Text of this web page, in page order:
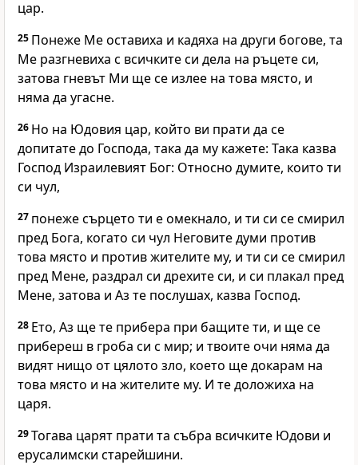
цар.
25 Понеже Ме оставиха и кадяха на други богове, та
Ме разгневиха с всичките си дела на ръцете си,
затова гневът Ми ще се излее на това място, и
няма да угасне.
26 Но на Юдовия цар, който ви прати да се
допитате до Господа, така да му кажете: Така казва
Господ Израилевият Бог: Относно думите, които ти
си чул,
27 понеже сърцето ти е омекнало, и ти си се смирил
пред Бога, когато си чул Неговите думи против
това място и против жителите му, и ти си се смирил
пред Мене, раздрал си дрехите си, и си плакал пред
Мене, затова и Аз те послушах, казва Господ.
28 Ето, Аз ще те прибера при бащите ти, и ще се
прибереш в гроба си с мир; и твоите очи няма да
видят нищо от цялото зло, което ще докарам на
това място и на жителите му. И те доложиха на
царя.
29Тогава царят прати та събра всичките Юдови и
ерусалимски старейшини.